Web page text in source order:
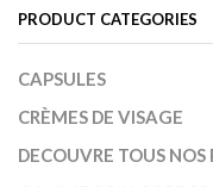
PRODUCT CATEGORIES
CAPSULES
CRÈMES DE VISAGE
DECOUVRE TOUS